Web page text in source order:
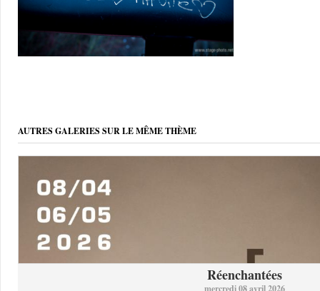
AUTRES GALERIES SUR LE MÊME THÈME
Réenchantées
mercredi 08 avril 2026